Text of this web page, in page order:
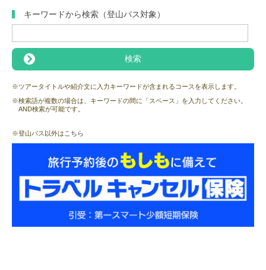
キーワードから検索（登山バス対象）
※ツアータイトルや紹介文に入力キーワードが含まれるコースを表示します。
※検索語が複数の場合は、キーワードの間に「スペース」を入力してください。
AND検索が可能です。
※登山バス以外は こちら